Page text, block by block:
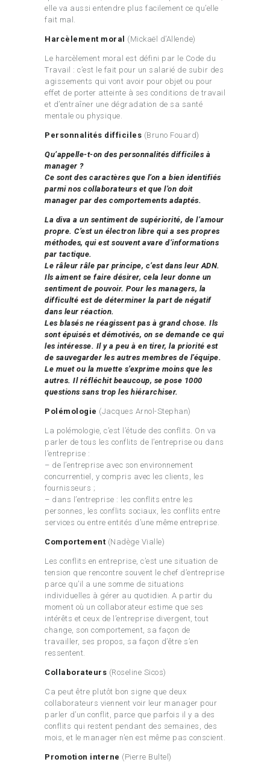
elle va aussi entendre plus facilement ce qu’elle
fait mal.
Harcèlement moral (Mickaël d’Allende)
Le harcèlement moral est défini par le Code du
Travail : c’est le fait pour un salarié de subir des
agissements qui vont avoir pour objet ou pour
effet de porter atteinte à ses conditions de travail
et d’entraîner une dégradation de sa santé
mentale ou physique.
Personnalités difficiles (Bruno Fouard)
Qu’appelle-t-on des personnalités difficiles à
manager ?
Ce sont des caractères que l’on a bien identifiés
parmi nos collaborateurs et que l’on doit
manager par des comportements adaptés.
La diva a un sentiment de supériorité, de l’amour
propre. C’est un électron libre qui a ses propres
méthodes, qui est souvent avare d’informations
par tactique.
Le râleur râle par principe, c’est dans leur ADN.
Ils aiment se faire désirer, cela leur donne un
sentiment de pouvoir. Pour les managers, la
difficulté est de déterminer la part de négatif
dans leur réaction.
Les blasés ne réagissent pas à grand chose. Ils
sont épuisés et démotivés, on se demande ce qui
les intéresse. Il y a peu à en tirer, la priorité est
de sauvegarder les autres membres de l’équipe.
Le muet ou la muette s’exprime moins que les
autres. Il réfléchit beaucoup, se pose 1000
questions sans trop les hiérarchiser.
Polémologie (Jacques Arnol-Stephan)
La polémologie, c’est l’étude des conflits. On va
parler de tous les conflits de l’entreprise ou dans
l’entreprise :
– de l’entreprise avec son environnement
concurrentiel, y compris avec les clients, les
fournisseurs ;
– dans l’entreprise : les conflits entre les
personnes, les conflits sociaux, les conflits entre
services ou entre entités d’une même entreprise.
Comportement (Nadège Vialle)
Les conflits en entreprise, c’est une situation de
tension que rencontre souvent le chef d’entreprise
parce qu’il a une somme de situations
individuelles à gérer au quotidien. A partir du
moment où un collaborateur estime que ses
intérêts et ceux de l’entreprise divergent, tout
change, son comportement, sa façon de
travailler, ses propos, sa façon d’être s’en
ressentent.
Collaborateurs (Roseline Sicos)
Ca peut être plutôt bon signe que deux
collaborateurs viennent voir leur manager pour
parler d’un conflit, parce que parfois il y a des
conflits qui restent pendant des semaines, des
mois, et le manager n’en est même pas conscient.
Promotion interne (Pierre Bultel)